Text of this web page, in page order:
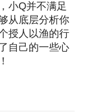
小Q并不满足
从底层分析你
授人以渔的行
自己的一些心